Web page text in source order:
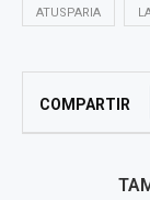
ATUSPARIA
COMPARTIR